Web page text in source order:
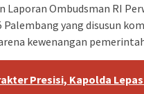
Laporan Ombudsman RI
Palembang yang disusun
kewenangan
Presisi, Kapolda